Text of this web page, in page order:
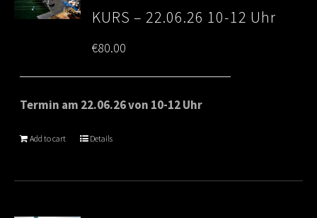
KURS – 22.06.26 10-12 Uhr
€80.00
Termin am 22.06.26 von 10-12 Uhr
Add to cart Details